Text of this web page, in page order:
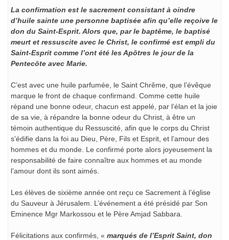
La confirmation est le sacrement consistant à oindre
d’huile sainte une personne baptisée afin qu’elle reçoive le
don du Saint-Esprit. Alors que, par le baptême, le baptisé
meurt et ressuscite avec le Christ, le confirmé est empli du
Saint-Esprit comme l’ont été les Apôtres le jour de la
Pentecôte avec Marie.
C’est avec une huile parfumée, le Saint Chrême, que l’évêque
marque le front de chaque confirmand. Comme cette huile
répand une bonne odeur, chacun est appelé, par l’élan et la joie
de sa vie, à répandre la bonne odeur du Christ, à être un
témoin authentique du Ressuscité, afin que le corps du Christ
s’édifie dans la foi au Dieu, Père, Fils et Esprit, et l’amour des
hommes et du monde. Le confirmé porte alors joyeusement la
responsabilité de faire connaître aux hommes et au monde
l’amour dont ils sont aimés.
Les élèves de sixième année ont reçu ce Sacrement à l’église
du Sauveur à Jérusalem. L’événement a été présidé par Son
Eminence Mgr Markossou et le Père Amjad Sabbara.
Félicitations aux confirmés, « marqués de l’Esprit Saint, don